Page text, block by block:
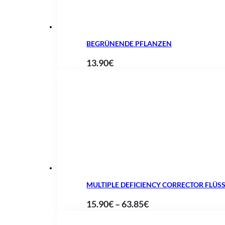
BEGRÜNENDE PFLANZEN
13.90€
MULTIPLE DEFICIENCY CORRECTOR
15.90€–63.85€Preisspanne: